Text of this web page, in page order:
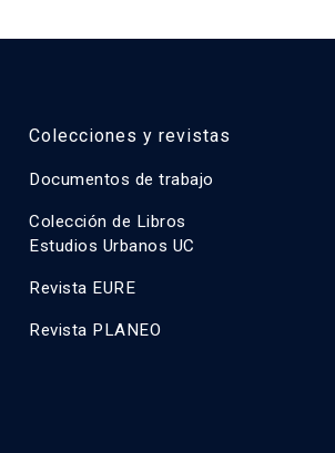
Colecciones y revistas
Documentos de trabajo
Colección de Libros
Estudios Urbanos UC
Revista EURE
Revista PLANEO